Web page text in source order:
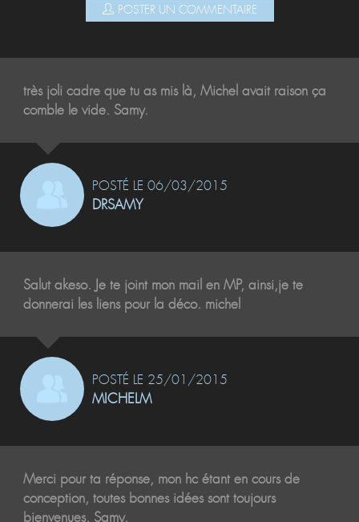
POSTER UN COMMENTAIRE
très joli cadre que tu as mis là, Michel avait raison ça
comble le vide. Samy.
POSTÉ LE 06/03/2015
DRSAMY
Salut akeso. Je te joint mon mail en MP, ainsi,je te
donnerai les liens pour la déco. michel
POSTÉ LE 25/01/2015
MICHELM
Merci pour ta réponse, mon hc étant en cours de
conception, toutes bonnes idées sont toujours
bienvenues. Samy.